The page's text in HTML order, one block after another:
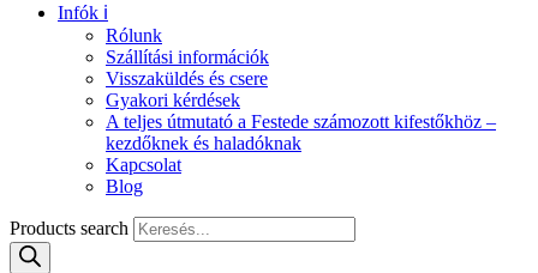
Infók ℹ️
Rólunk
Szállítási információk
Visszaküldés és csere
Gyakori kérdések
A teljes útmutató a Festede számozott kifestőkhöz –
kezdőknek és haladóknak
Kapcsolat
Blog
Products search